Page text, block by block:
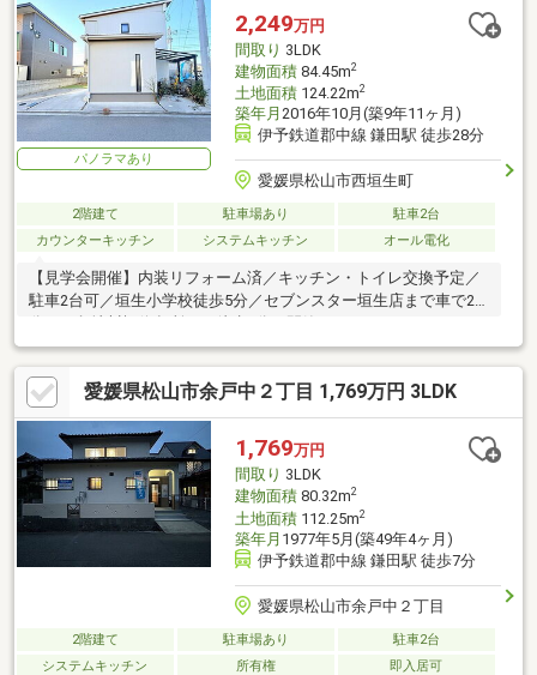
パノラマあり
2,249万円
間取り 3LDK
建物面積84.45m2
土地面積124.22m2
築年月 2016年10月(築9年11ヶ月)
伊予鉄道郡中線 鎌田駅 徒歩28分
愛媛県松山市西垣生町
2階建て 駐車場あり
駐車2台
カウンターキッチン
システムキッチン オール電化
【見学会開催】内装リフォーム済／キッチン・トイレ交換予定／
駐車2台可／垣生小学校徒歩5分／セブンスター垣生店まで車で2
愛媛県松山市余戸中２丁目 1,769万円 3LDK
1,769万円
間取り 3LDK
建物面積80.32m2
土地面積112.25m2
築年月 1977年5月(築49年4ヶ月)
伊予鉄道郡中線 鎌田駅 徒歩7分
愛媛県松山市余戸中２丁目
2階建て 駐車場あり
駐車2台
システムキッチン
所有権 即入居可